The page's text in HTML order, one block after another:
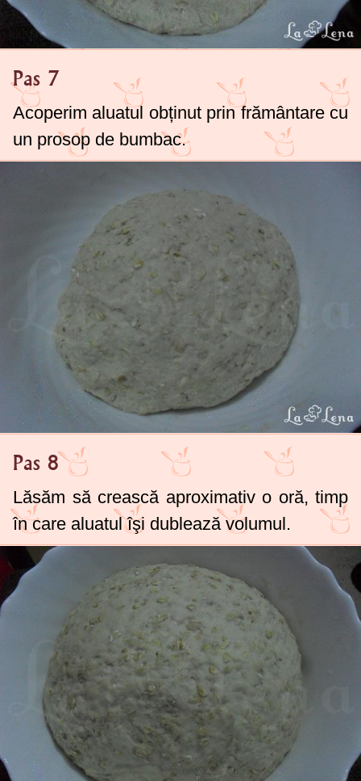
Pas 7
Acoperim aluatul obținut prin frământare cu
un prosop de bumbac.
Pas 8
Lăsăm să crească aproximativ o oră, timp
în care aluatul îşi dublează volumul.